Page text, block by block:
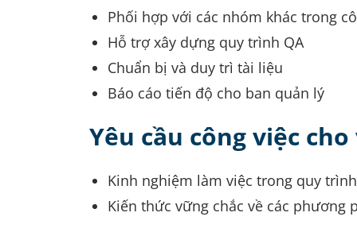
Phối hợp với các nhóm khác trong
Hỗ trợ xây dựng quy trình QA
Chuẩn bị và duy trì tài liệu
Báo cáo tiến độ cho ban quản lý
Yêu cầu công việc
Kinh nghiệm làm việc trong quy
Kiến thức vững chắc về các